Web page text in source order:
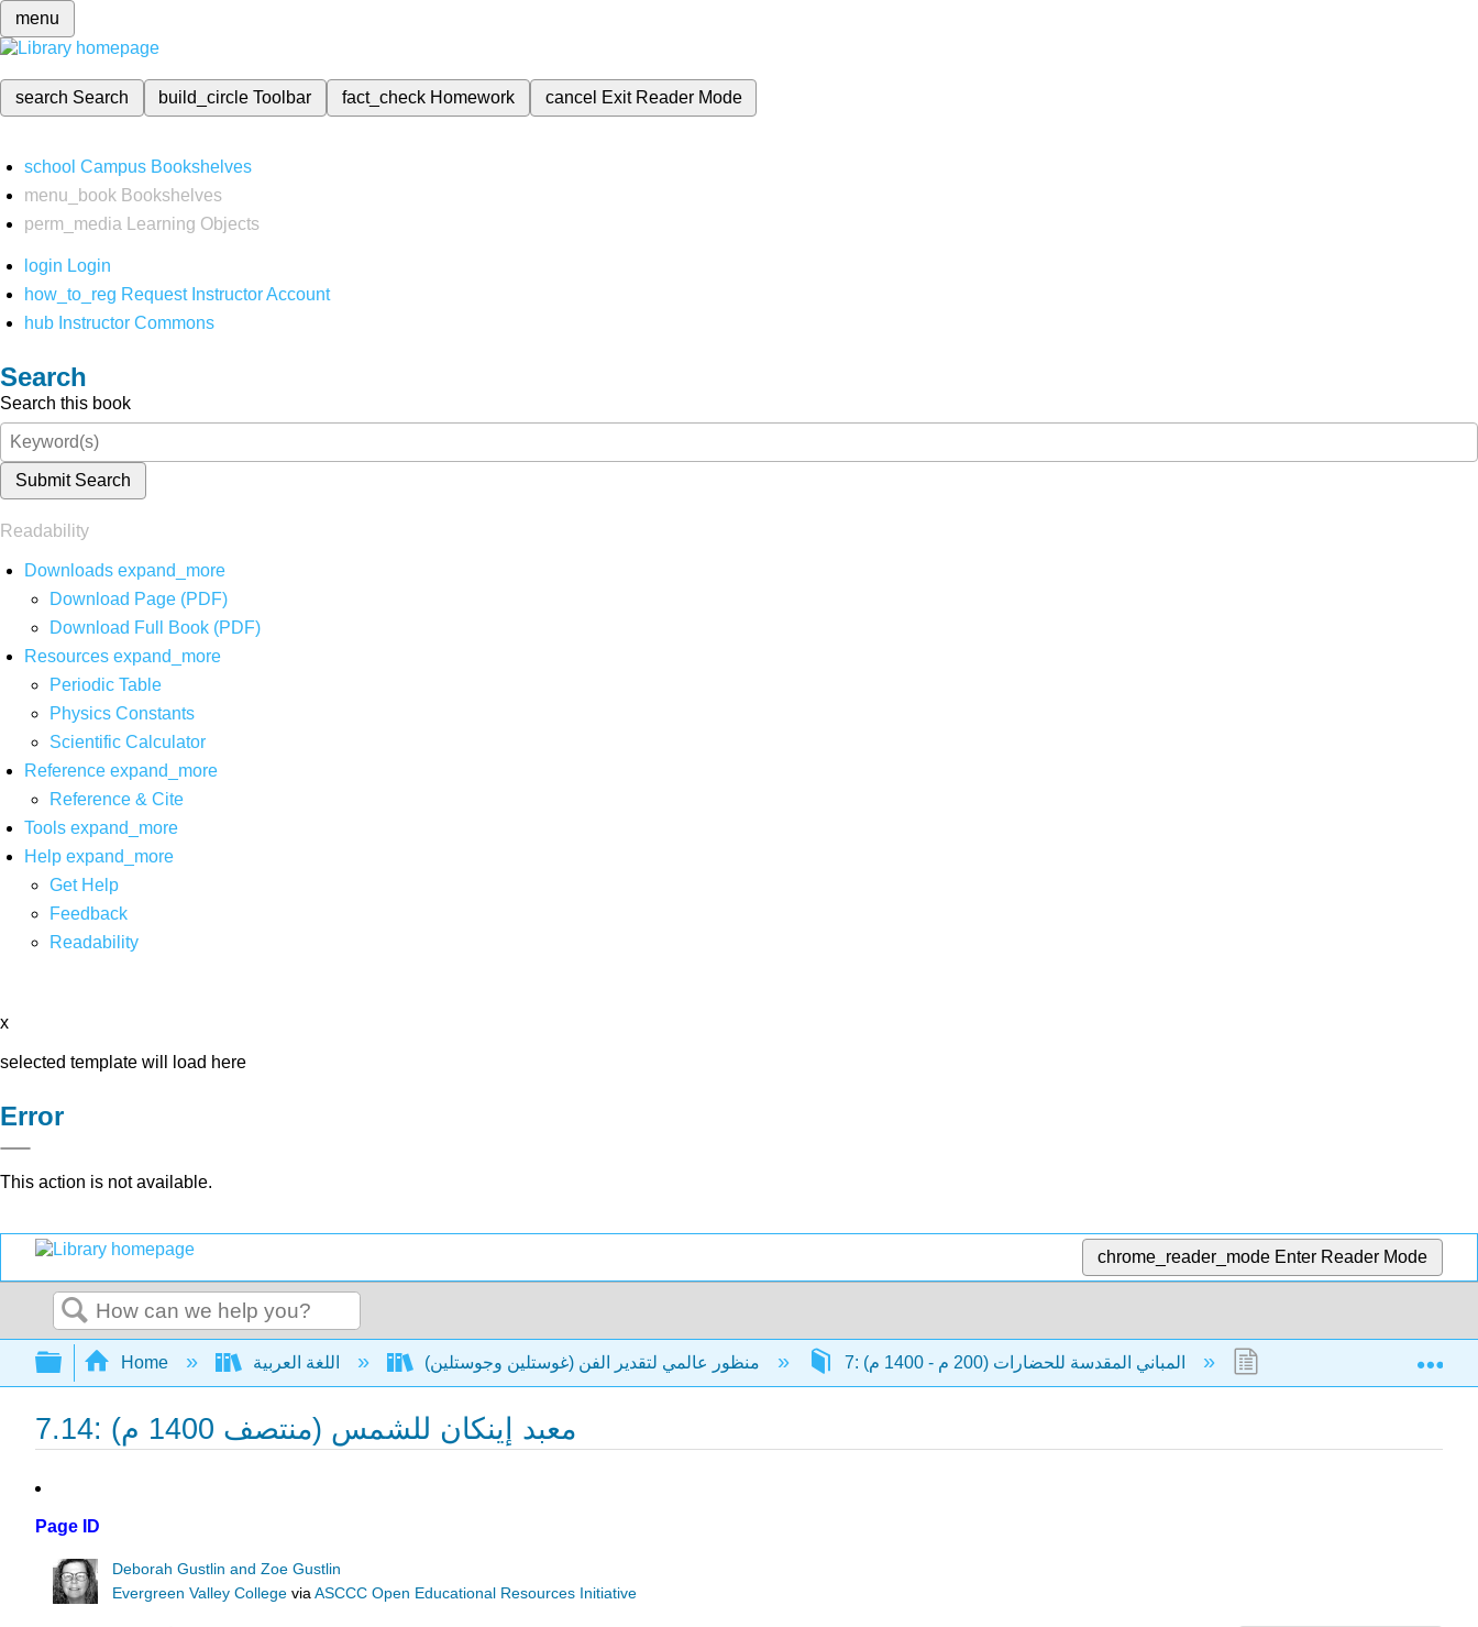
menu
search Search build_circleToolbar fact_check Homework cancel Exit Reader Mode
school Campus Bookshelves
menu_book Bookshelves
perm_media
Learning Objects
login Login
how_to_reg Request Instructor Account
hub Instructor Commons
Search
Search this book
Submit Search
Readability
Downloads expand_more
Download Page (PDF)
Download Full Book (PDF)
Resources expand_more
Periodic Table
Physics Constants
Scientific Calculator
Reference expand_more
Reference & Cite
Tools expand_more
Help expand_more
Get Help
Feedback
Readability
x
selected template will load here
Error
This action is not available.
chrome_reader_mode Enter Reader Mode
Search
Expand/collapse global hierarchy
Home (منتصف 1400 م)
7.14: معبد إينكان للشمس (منتصف 1400 م)
Page ID
Deborah Gustlin and Zoe Gustlin
Evergreen Valley College viaASCCC Open Educational Resources Initiative